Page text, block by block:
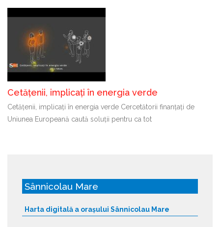
Cetățenii, implicați în energia verde
Cetățenii, implicați în energia verde Cercetătorii finanțați de
Uniunea Europeană caută soluții pentru ca tot
Sânnicolau Mare
Harta digitală a orașului Sânnicolau Mare